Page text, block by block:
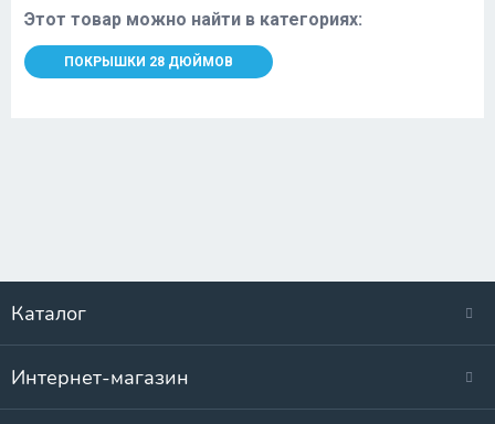
Этот товар можно найти в категориях:
ПОКРЫШКИ 28 ДЮЙМОВ
Каталог
Интернет-магазин